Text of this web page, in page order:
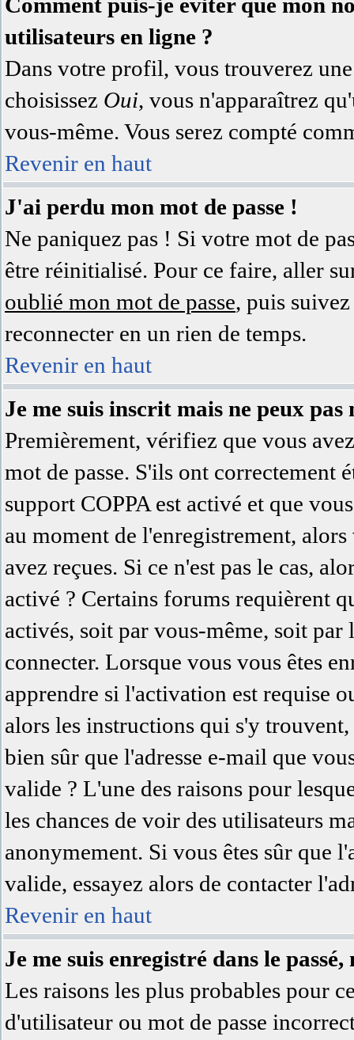
utilisateurs en ligne ?
Dans votre profil, vous trouverez
choisissez Oui, vous n'apparaîtrez
vous-même. Vous serez compté
Revenir en haut
J'ai perdu mon mot de passe !
Ne paniquez pas ! Si votre mot de
être réinitialisé. Pour ce faire, aller
oublié mon mot de passe, puis
reconnecter en un rien de temps.
Revenir en haut
Je me suis inscrit mais ne peux pas
Premièrement, vérifiez que vous
mot de passe. S'ils ont correctement
support COPPA est activé et que
au moment de l'enregistrement,
avez reçues. Si ce n'est pas le cas,
activé ? Certains forums requièrent
activés, soit par vous-même, soit
connecter. Lorsque vous vous êtes
apprendre si l'activation est requise
alors les instructions qui s'y
bien sûr que l'adresse e-mail que
valide ? L'une des raisons pour
les chances de voir des utilisateurs
anonymement. Si vous êtes sûr que
valide, essayez alors de contacter
Revenir en haut
Je me suis enregistré dans le
Les raisons les plus probables pour
d'utilisateur ou mot de passe